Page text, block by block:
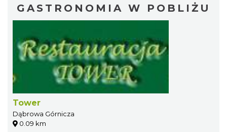
GASTRONOMIA W POBLIŻU
Tower
Dąbrowa Górnicza
0.09 km